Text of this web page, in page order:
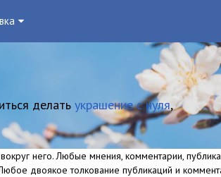
делать украшение с нуля,
него. Любые мнения, комментарии,
двоякое толкование публикаций и